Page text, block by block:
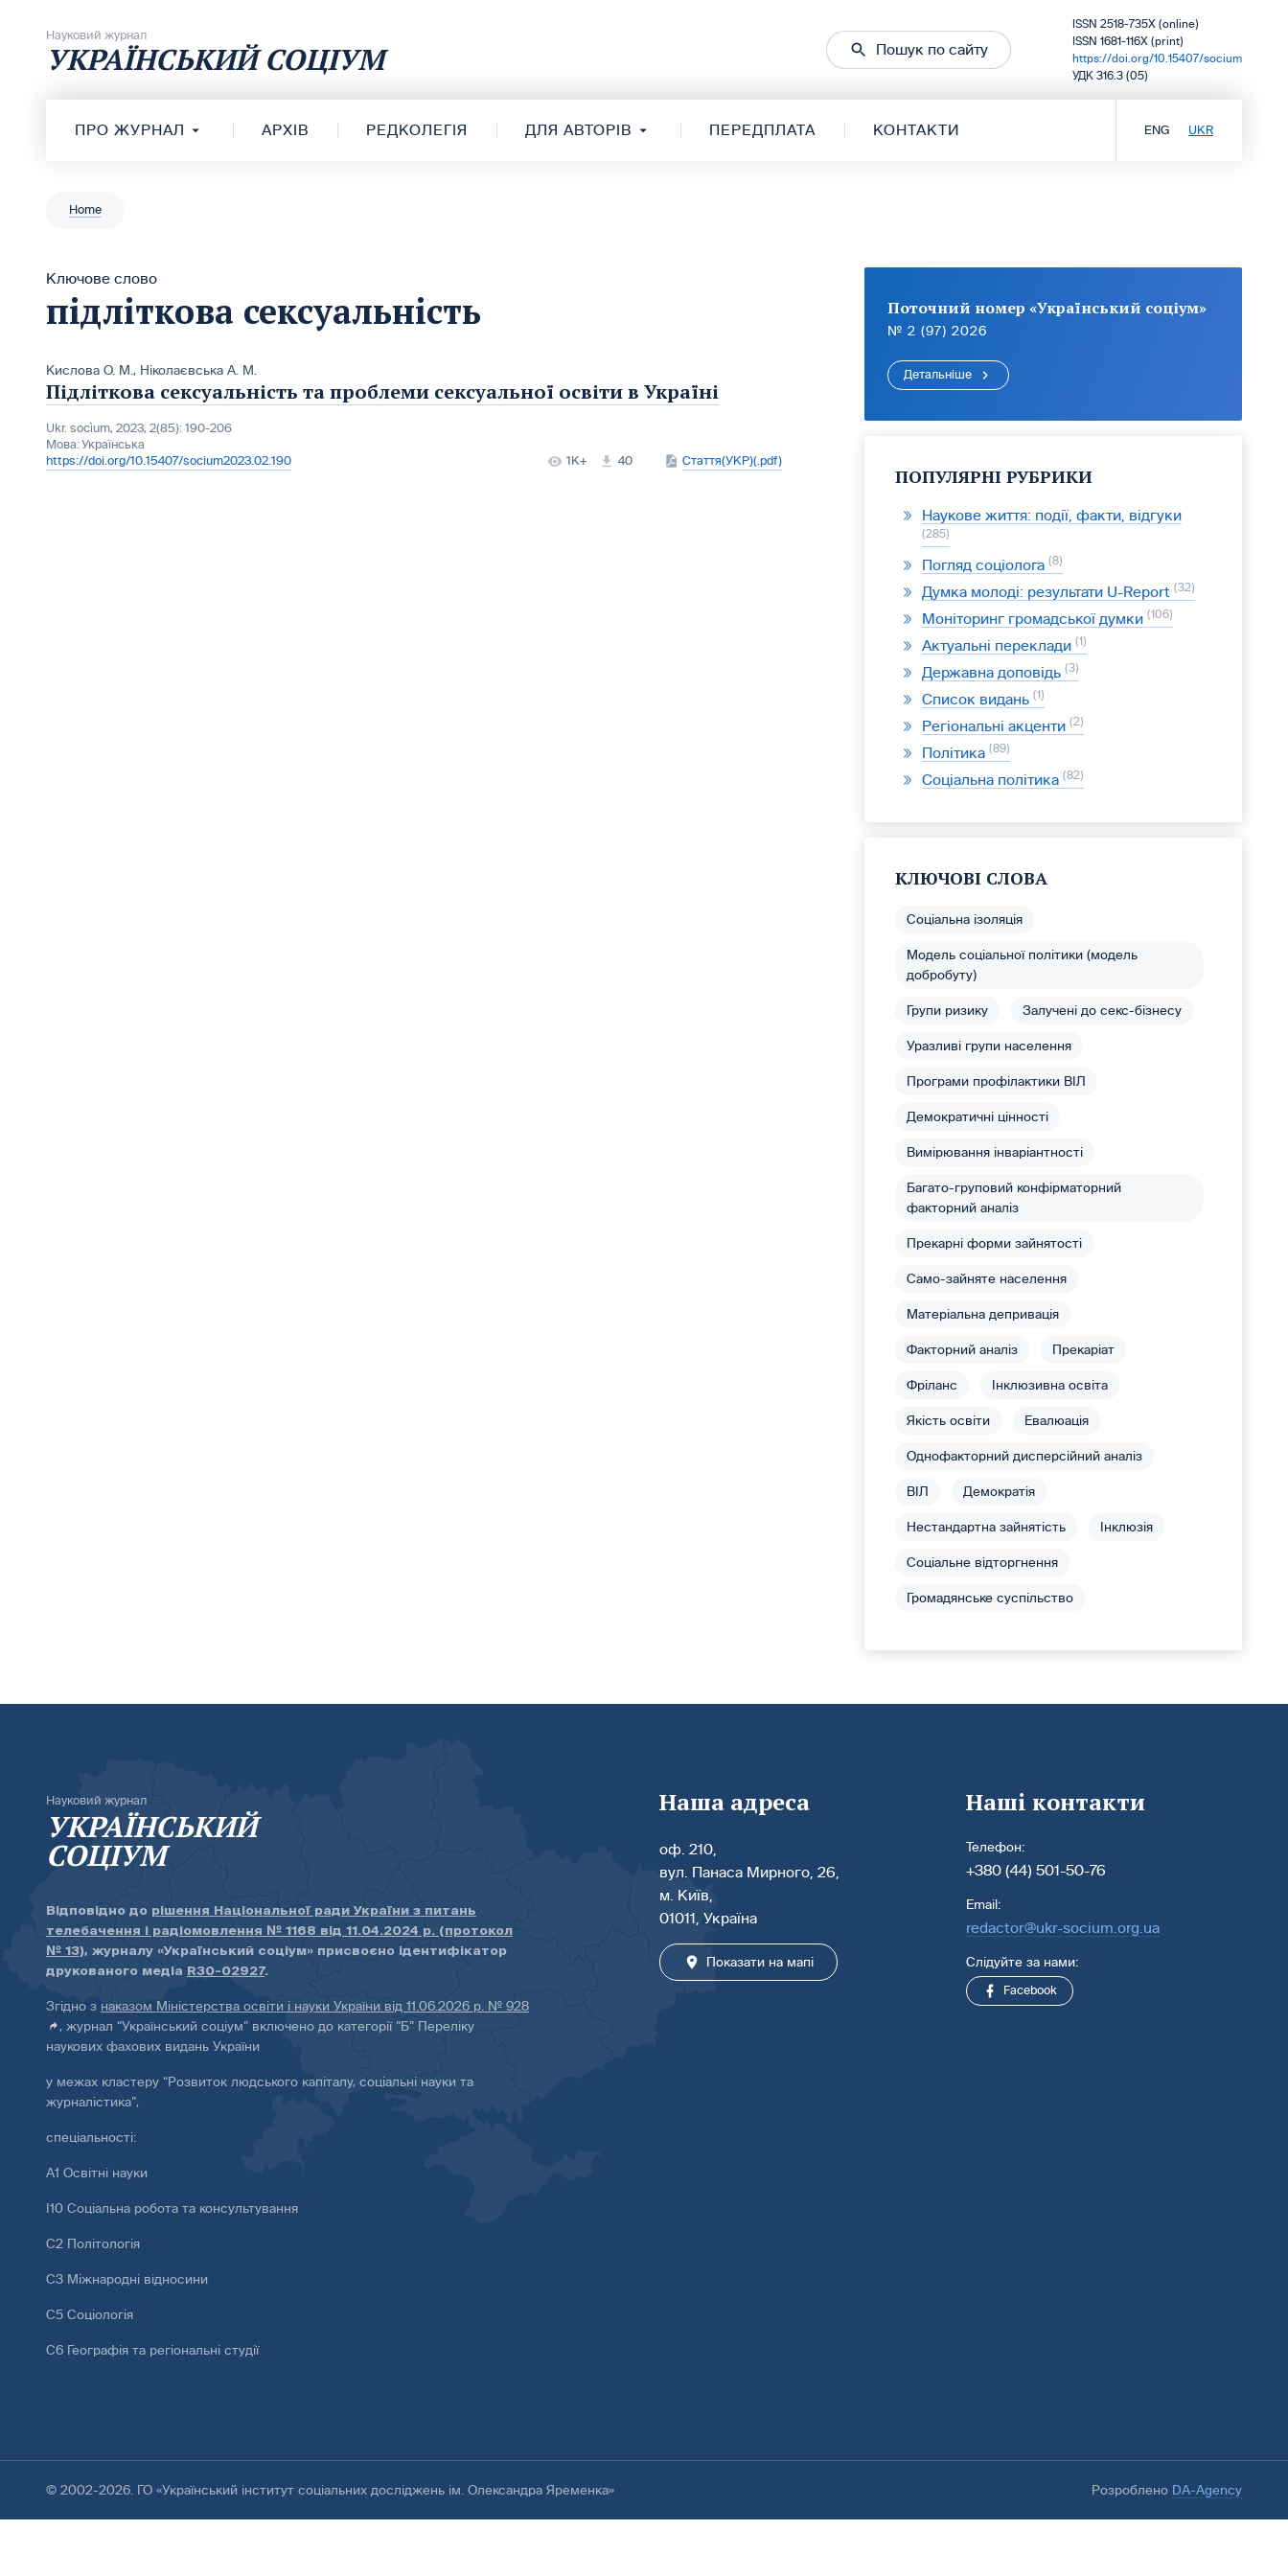
Науковий журнал
УКРАЇНСЬКИЙ СОЦІУМ Пошук по сайту
ISSN 2518-735X (online)
ISSN 1681-116X (print)
https://doi.org/10.15407/socium
УДК 316.3 (05)
ПРО ЖУРНАЛ АРХІВ РЕДКОЛЕГІЯ ДЛЯ АВТОРІВ ПЕРЕДПЛАТА КОНТАКТИ ENG UKR
Home
Ключове слово
підліткова сексуальність
Кислова О. М., Ніколаєвська А. М.
Підліткова сексуальність та проблеми сексуальної освіти в Україні
Ukr. socìum, 2023, 2(85): 190-206
Мова:Українська
https://doi.org/10.15407/socium2023.02.190
1K+ 40 Стаття(УКР)(.pdf)
Поточний номер «Український соціум»
№ 2 (97) 2026
Детальніше
ПОПУЛЯРНІ РУБРИКИ
Наукове життя: події, факти, відгуки
285
Погляд соціолога 8
Думка молоді: результати U-Report 32
Моніторинг громадської думки 106
Актуальні переклади 1
Державна доповідь 3
Список видань 1
Регіональні акценти 2
Політика 89
Соціальна політика 82
КЛЮЧОВІ СЛОВА
Соціальна ізоляція
Модель соціальної політики (модель
добробуту)
Групи ризику Залучені до секс-бізнесу
Уразливі групи населення
Програми профілактики ВІЛ
Демократичні цінності
Вимірювання інваріантності
Багато-груповий конфірматорний
факторний аналіз
Прекарні форми зайнятості
Само-зайняте населення
Матеріальна депривація
Факторний аналіз Прекаріат
Фріланс Інклюзивна освіта
Якість освіти Евалюація
Однофакторний дисперсійний аналіз
ВІЛ Демократія
Нестандартна зайнятість Інклюзія
Соціальне відторгнення
Громадянське суспільство
Науковий журнал
УКРАЇНСЬКИЙ
СОЦІУМ
Відповідно до рішення Національної ради України з питань
телебачення і радіомовлення № 1168 від 11.04.2024 р. (протокол
№ 13), журналу «Український соціум» присвоєно ідентифікатор
друкованого медіа R30-02927.
Згідно з наказом Міністерства освіти і науки України від 11.06.2026 р. № 928
, журнал “Український соціум” включено до категорії “Б” Переліку
наукових фахових видань України
у межах кластеру “Розвиток людського капіталу, соціальні науки та
журналістика”,
спеціальності:
А1 Освітні науки
І10 Соціальна робота та консультування
С2 Політологія
С3 Міжнародні відносини
С5 Соціологія
С6 Географія та регіональні студії
Наша адреса
оф. 210,
вул. Панаса Мирного, 26,
м. Київ,
01011, Україна
Показати на мапі
Наші контакти
Телефон:
+380 (44) 501-50-76
Email:
redactor@ukr-socium.org.ua
Слідуйте за нами:
Facebook
© 2002-2026. ГО «Український інститут соціальних досліджень ім. Олександра Яременка» Розроблено DA-Agency